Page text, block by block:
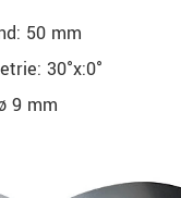
50 mm
30°x:0°
9 mm